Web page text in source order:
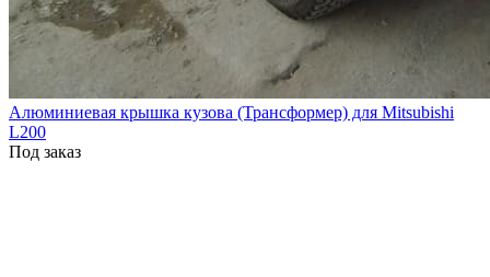
Алюминиевая крышка кузова (Трансформер) для Mitsubishi
L200
Под заказ